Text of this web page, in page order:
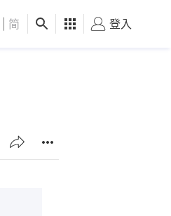
點 健康 好食玩飛
简 登入